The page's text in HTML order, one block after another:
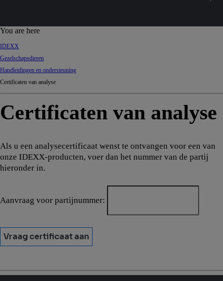
d
m
You are here
IDEXX
Gezelschapsdieren
Handleidingen en ondersteuning
Certificaten van analyse
Certificaten van analyse
Als u een analysecertificaat wenst te ontvangen voor een van
onze IDEXX-producten, voer dan het nummer van de partij
hieronder in.
Aanvraag voor partijnummer:
Vraag certificaat aan